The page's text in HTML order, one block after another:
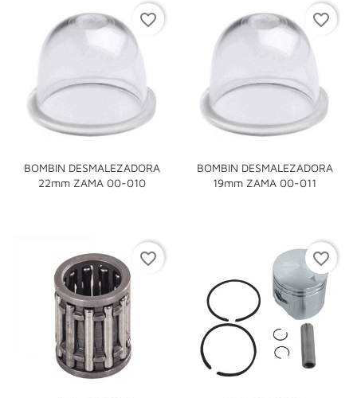
BOMBIN DESMALEZADORA
22mm ZAMA 00-010
favorite_border
BOMBIN DESMALEZADORA
19mm ZAMA 00-011
favorite_border
favorite_border favorite_border